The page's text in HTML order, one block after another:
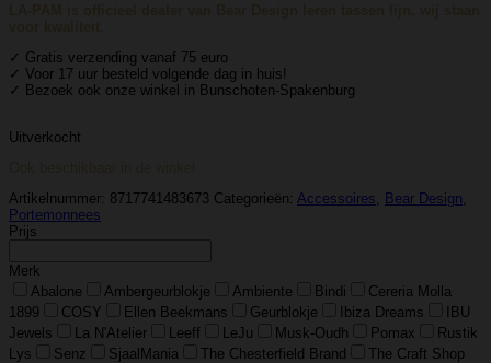
✓ Gratis verzending vanaf 75 euro
✓ Voor 17 uur besteld volgende dag in huis!
✓ Bezoek ook onze winkel in Bunschoten-Spakenburg
Uitverkocht
Artikelnummer: 8717741483673 Categorieën: Accessoires Bear Design
Portemonnees
Prijs
Merk
Abalone
Ambergeurblokje Ambiente Bindi
Cereria Molla
1899
COSY Ellen Beekmans Geurblokje Ibiza Dreams
IBU
Jewels
La N'Atelier Leeff LeJu Musk-Oudh Pomax
Rustik
Lys
Senz SjaalMania The Chesterfield Brand
The Craft Shop